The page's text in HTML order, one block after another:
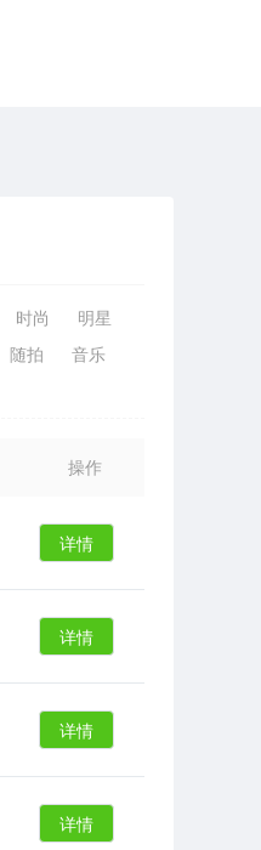
时尚
明星
随拍
音乐
操作
详情
详情
详情
详情